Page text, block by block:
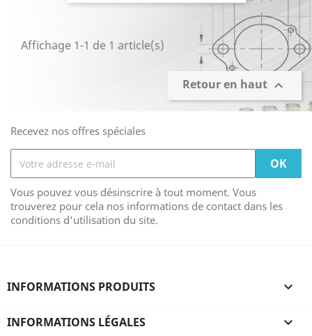
Affichage 1-1 de 1 article(s)
Retour en haut 
Recevez nos offres spéciales
Vous pouvez vous désinscrire à tout moment. Vous
trouverez pour cela nos informations de contact dans les
conditions d'utilisation du site.
INFORMATIONS PRODUITS 
INFORMATIONS LÉGALES 